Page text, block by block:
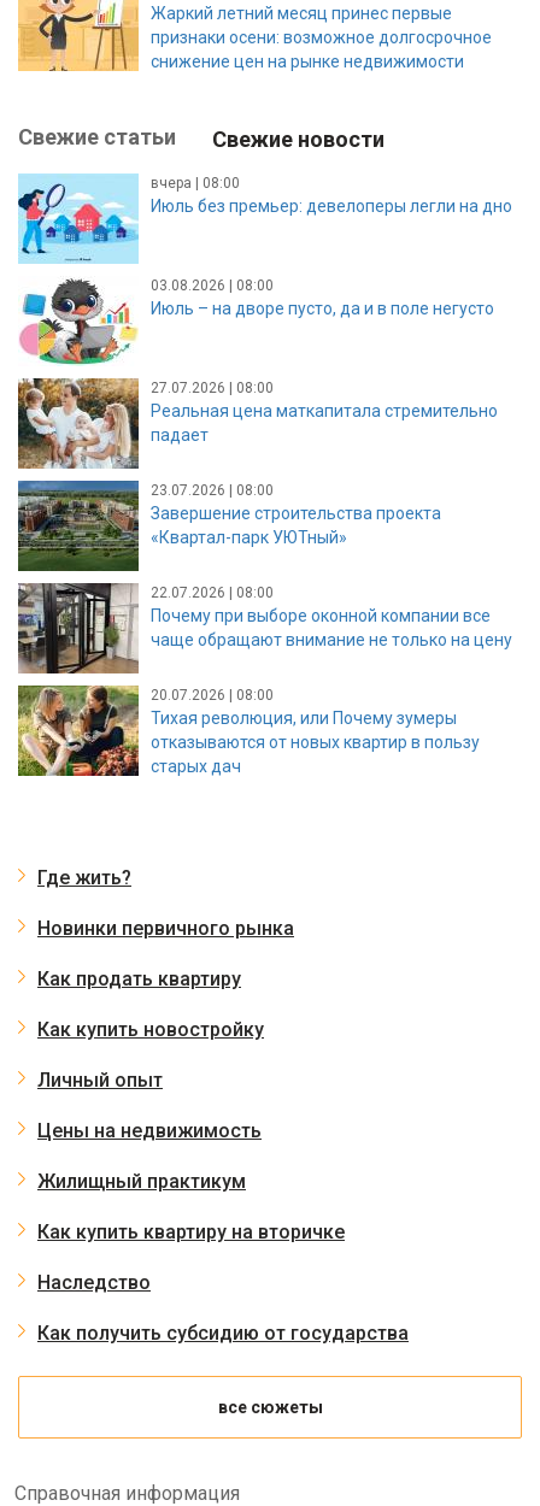
Жаркий летний месяц принес первые
признаки осени: возможное долгосрочное
снижение цен на рынке недвижимости
Свежие статьи Свежие новости
вчера | 08:00
Июль без премьер: девелоперы легли на дно
03.08.2026 | 08:00
Июль – на дворе пусто, да и в поле негусто
27.07.2026 | 08:00
Реальная цена маткапитала стремительно
падает
23.07.2026 | 08:00
Завершение строительства проекта
«Квартал-парк УЮТный»
22.07.2026 | 08:00
Почему при выборе оконной компании все
чаще обращают внимание не только на цену
20.07.2026 | 08:00
Тихая революция, или Почему зумеры
отказываются от новых квартир в пользу
старых дач
Где жить?
Новинки первичного рынка
Как продать квартиру
Как купить новостройку
Личный опыт
Цены на недвижимость
Жилищный практикум
Как купить квартиру на вторичке
Наследство
Как получить субсидию от государства
все сюжеты
Справочная информация